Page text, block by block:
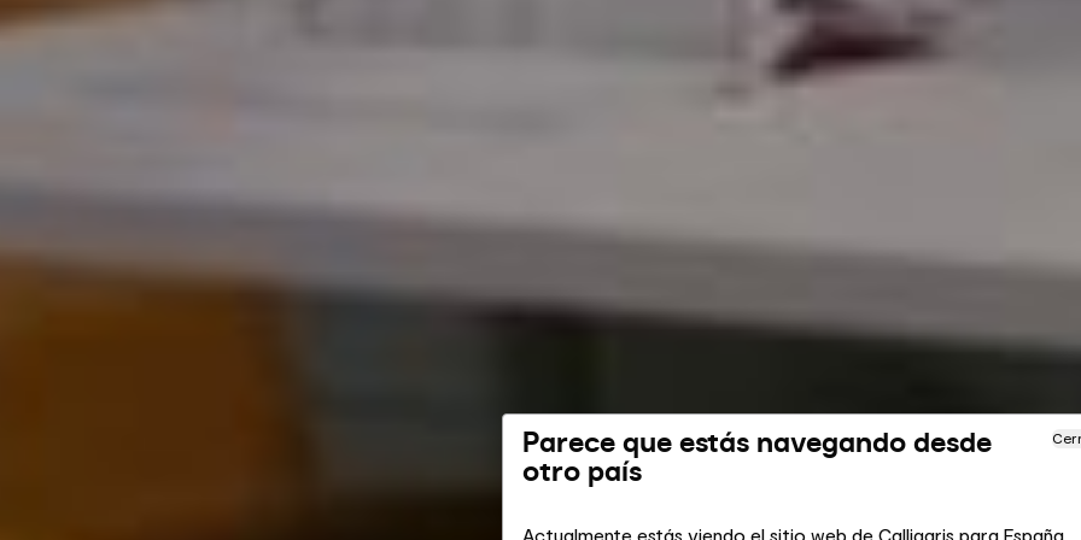
Parece que estás navegando desde
otro país
Actualmente estás viendo el sitio web de Calligaris para España.